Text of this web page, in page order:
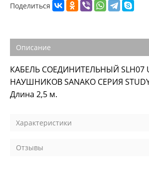
Поделиться
Описание
КАБЕЛЬ СОЕДИНИТЕЛЬНЫЙ SLH07
НАУШНИКОВ SANAKO СЕРИЯ
Длина 2,5 м.
Характеристики
Отзывы